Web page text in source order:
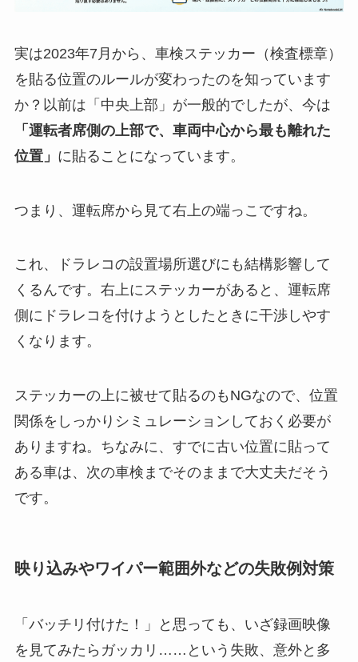
実は2023年7月から、車検ステッカー（検査標章）
を貼る位置のルールが変わったのを知っています
か？以前は「中央上部」が一般的でしたが、今は
「運転者席側の上部で、車両中心から最も離れた
位置」 に貼ることになっています。
つまり、運転席から見て右上の端っこですね。
これ、ドラレコの設置場所選びにも結構影響して
くるんです。右上にステッカーがあると、運転席
側にドラレコを付けようとしたときに干渉しやす
くなります。
ステッカーの上に被せて貼るのもNGなので、位置
関係をしっかりシミュレーションしておく必要が
ありますね。ちなみに、すでに古い位置に貼って
ある車は、次の車検までそのままで大丈夫だそう
です。
映り込みやワイパー範囲外などの失敗例対策
「バッチリ付けた！」と思っても、いざ録画映像
を見てみたらガッカリ……という失敗、意外と多